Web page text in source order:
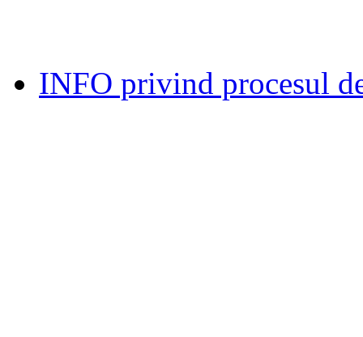
INFO privind procesul